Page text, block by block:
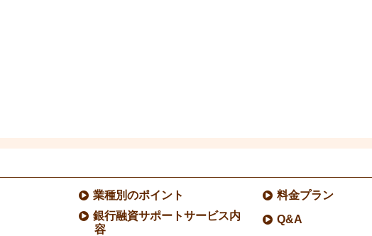
業種別のポイント
銀行融資サポートサービス内
容
料金プラン
Q&A